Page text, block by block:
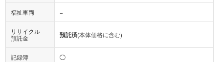
福祉車両 −
リサイクル
預託金
預託済(本体価格に含む)
記録簿 ◯